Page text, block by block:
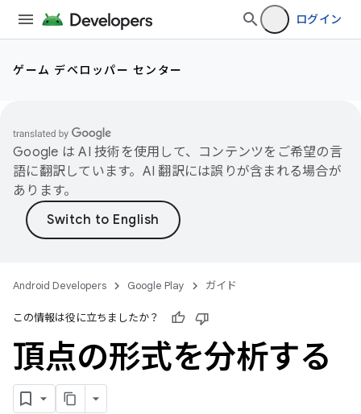
ログイン
ゲーム デベロッパー センター
Google は AI 技術を使用して、コンテンツをご希望の言
語に翻訳しています。AI 翻訳には誤りが含まれる場合が
あります。
Android Developers Google Play ガイド
この情報は役に立ちましたか？
頂点の形式を分析する